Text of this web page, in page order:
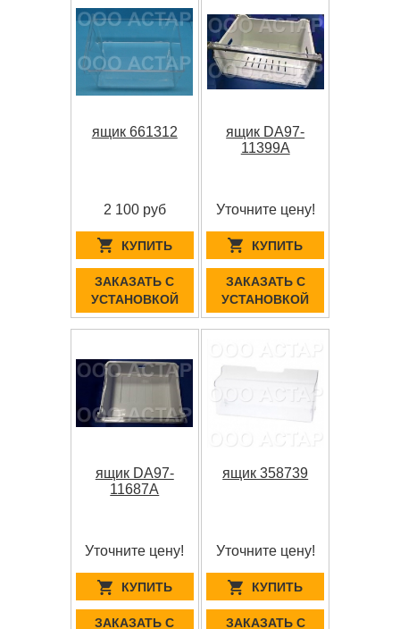
ящик 661312
2 100 руб
КУПИТЬ
ЗАКАЗАТЬ С
УСТАНОВКОЙ
ящик DA97-
11399A
Уточните цену!
КУПИТЬ
ЗАКАЗАТЬ С
УСТАНОВКОЙ
ящик DA97-
11687A
Уточните цену!
КУПИТЬ
ЗАКАЗАТЬ С
ящик 358739
Уточните цену!
КУПИТЬ
ЗАКАЗАТЬ С